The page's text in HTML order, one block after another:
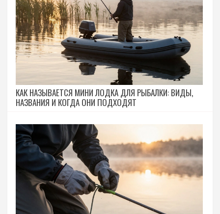
КАК НАЗЫВАЕТСЯ МИНИ ЛОДКА ДЛЯ РЫБАЛКИ: ВИДЫ,
НАЗВАНИЯ И КОГДА ОНИ ПОДХОДЯТ